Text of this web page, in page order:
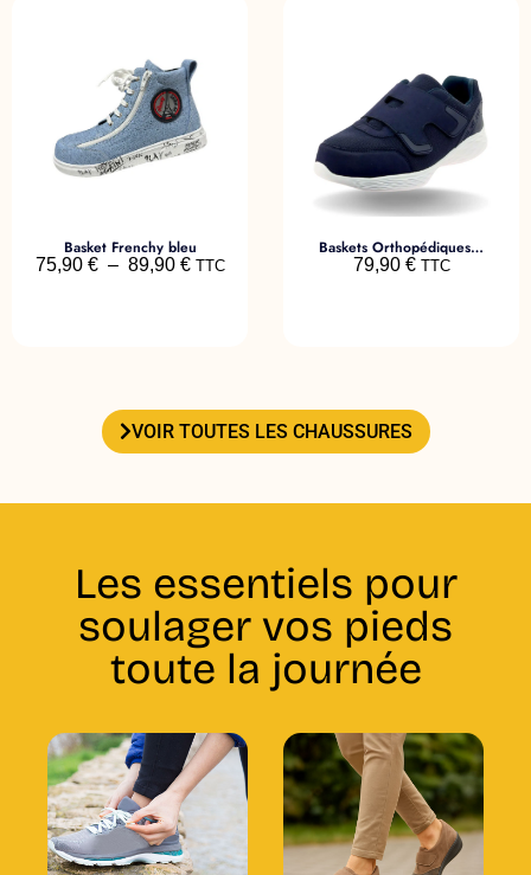
Basket Frenchy bleu
75,90 € – 89,90 € TTC
Baskets Orthopédiques VERANO
79,90 € TTC
VOIR TOUTES LES CHAUSSURES
Les essentiels pour
soulager vos pieds
toute la journée